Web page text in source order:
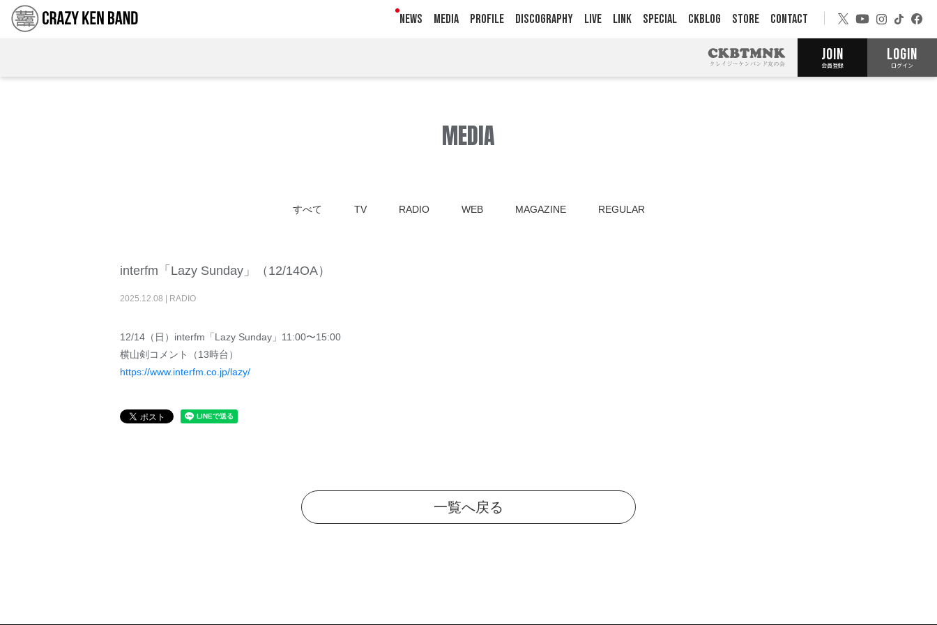
NEWS MEDIA PROFILE DISCOGRAPHY LIVE LINK SPECIAL CKBLOG STORE CONTACT
JOIN
会員登録
LOGIN
ログイン
MEDIA
すべて TV RADIO WEB MAGAZINE REGULAR
interfm「Lazy Sunday」（12/14OA）
2025.12.08 RADIO
12/14（日）interfm「Lazy Sunday」11:00〜15:00
横山剣コメント（13時台）
https://www.interfm.co.jp/lazy/
一覧へ戻る